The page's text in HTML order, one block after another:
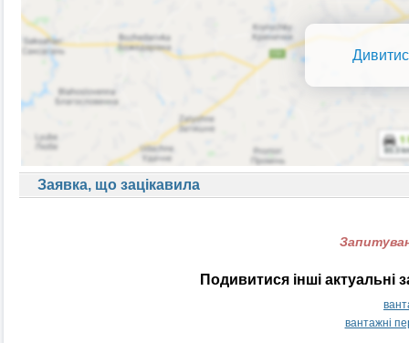
Заявка, що зацікавила
Подивитися інші
вантажні